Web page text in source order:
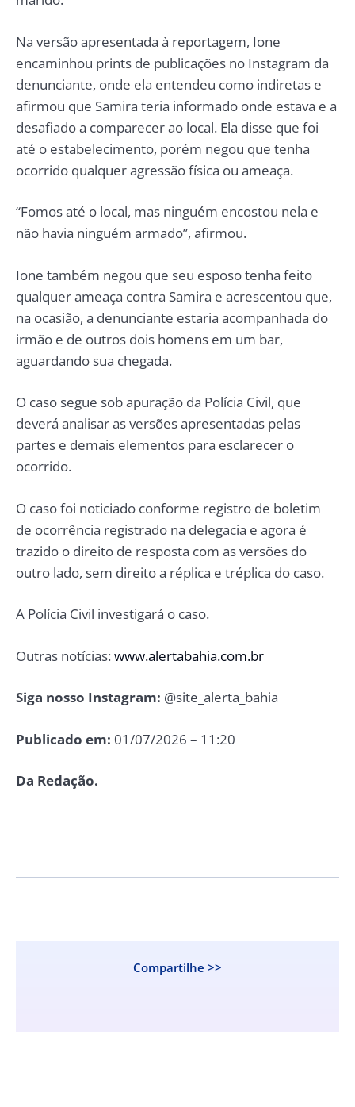
Na versão apresentada à reportagem, Ione
encaminhou prints de publicações no Instagram da
denunciante, onde ela entendeu como indiretas e
afirmou que Samira teria informado onde estava e a
desafiado a comparecer ao local. Ela disse que foi
até o estabelecimento, porém negou que tenha
ocorrido qualquer agressão física ou ameaça.
“Fomos até o local, mas ninguém encostou nela e
não havia ninguém armado”, afirmou.
Ione também negou que seu esposo tenha feito
qualquer ameaça contra Samira e acrescentou que,
na ocasião, a denunciante estaria acompanhada do
irmão e de outros dois homens em um bar,
aguardando sua chegada.
O caso segue sob apuração da Polícia Civil, que
deverá analisar as versões apresentadas pelas
partes e demais elementos para esclarecer o
ocorrido.
O caso foi noticiado conforme registro de boletim
de ocorrência registrado na delegacia e agora é
trazido o direito de resposta com as versões do
outro lado, sem direito a réplica e tréplica do caso.
A Polícia Civil investigará o caso.
Outras notícias:www.alertabahia.com.br
Siga nosso Instagram: @site_alerta_bahia
Publicado em: 01/07/2026 – 11:20
Da Redação.
Compartilhe >>